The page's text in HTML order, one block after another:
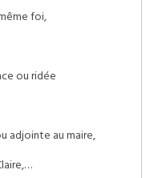
foi,
ou ridée
adjointe au maire,